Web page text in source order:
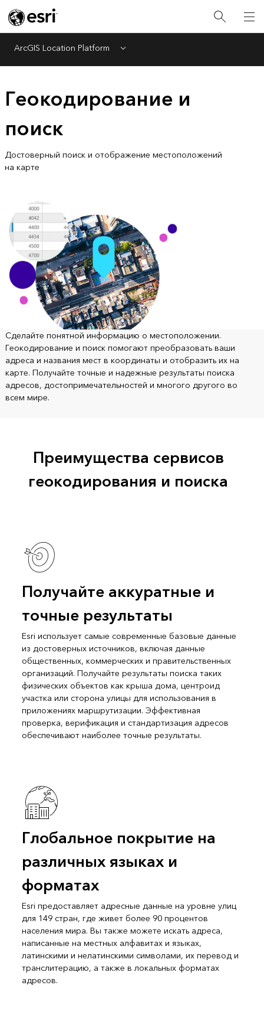
ArcGIS Location Platform Menu
Геокодирование и
поиск
Достоверный поиск и отображение местоположений
на карте
Сделайте понятной информацию о местоположении.
Геокодирование и поиск помогают преобразовать ваши
адреса и названия мест в координаты и отобразить их на
карте. Получайте точные и надежные результаты поиска
адресов, достопримечательностей и многого другого во
всем мире.
Преимущества сервисов
геокодирования и поиска
Получайте аккуратные и
точные результаты
Esri использует самые современные базовые данные
из достоверных источников, включая данные
общественных, коммерческих и правительственных
организаций. Получайте результаты поиска таких
физических объектов как крыша дома, центроид
участка или сторона улицы для использования в
приложениях маршрутизации. Эффективная
проверка, верификация и стандартизация адресов
обеспечивают наиболее точные результаты.
Глобальное покрытие на
различных языках и
форматах
Esri предоставляет адресные данные на уровне улиц
для 149 стран, где живет более 90 процентов
населения мира. Вы также можете искать адреса,
написанные на местных алфавитах и языках,
латинскими и нелатинскими символами, их перевод и
транслитерацию, а также в локальных форматах
адресов.